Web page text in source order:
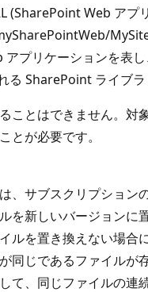
(SharePoint Web アプ
プリケーションを表
SharePoint ライブラ
ことはできません。対
とが必要です。
、サブスクリプション
を新しいバージョンに
を置き換えない場合に
同じであるファイルが
て、同じファイルの連